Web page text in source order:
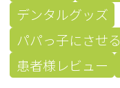
デンタルグッズ
パパっ子にさせ
患者様レビュー